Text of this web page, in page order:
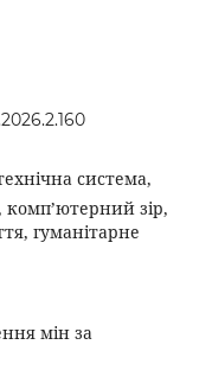
система,
зір,
гуманітарне
мін за